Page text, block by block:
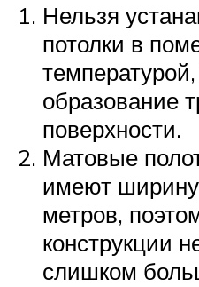
Нельзя
потолки в
образование
поверхности.
Матовые
имеют
метров,
конструкции
слишком